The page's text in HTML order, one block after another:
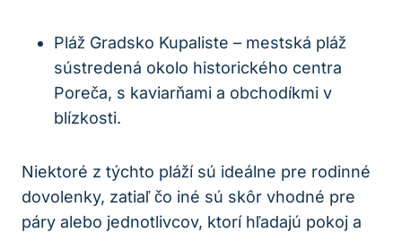
Pláž Gradsko Kupaliste – mestská pláž
sústredená okolo historického centra
Poreča, s kaviarňami a obchodíkmi v
blízkosti.
Niektoré z týchto pláží sú ideálne pre rodinné
dovolenky, zatiaľ čo iné sú skôr vhodné pre
páry alebo jednotlivcov, ktorí hľadajú pokoj a